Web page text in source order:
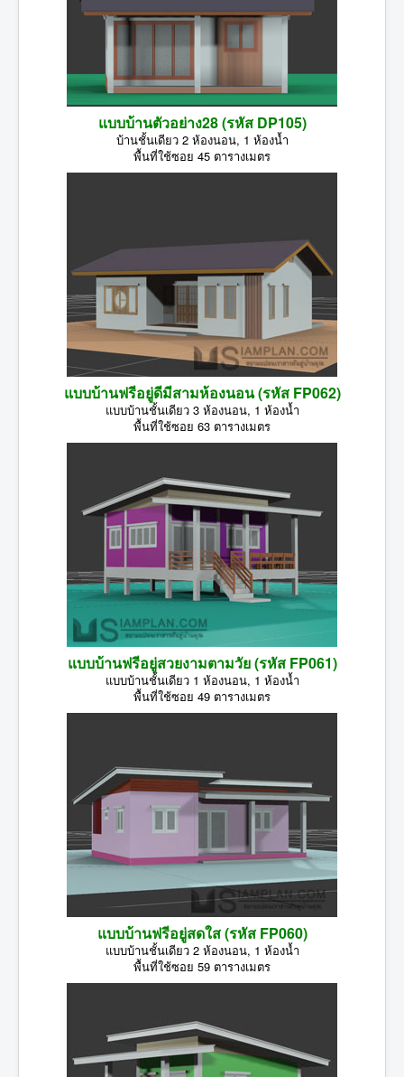
แบบบ้านตัวอย่าง28 (รหัส DP105)
บ้านชั้นเดียว 2 ห้องนอน, 1 ห้องน้ำ
พื้นที่ใช้ซอย 45 ตารางเมตร
แบบบ้านฟรีอยู่ดีมีสามห้องนอน (รหัส FP062)
แบบบ้านชั้นเดียว 3 ห้องนอน, 1 ห้องน้ำ
พื้นที่ใช้ซอย 63 ตารางเมตร
แบบบ้านฟรีอยู่สวยงามตามวัย (รหัส FP061)
แบบบ้านชั้นเดียว 1 ห้องนอน, 1 ห้องน้ำ
พื้นที่ใช้ซอย 49 ตารางเมตร
แบบบ้านฟรีอยู่สดใส (รหัส FP060)
แบบบ้านชั้นเดียว 2 ห้องนอน, 1 ห้องน้ำ
พื้นที่ใช้ซอย 59 ตารางเมตร